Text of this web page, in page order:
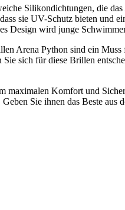
Silikondichtungen, die
sie UV-Schutz bieten und
Design wird junge
Arena Python sind ein
sich für diese Brillen
maximalen Komfort und
Sie ihnen das Beste